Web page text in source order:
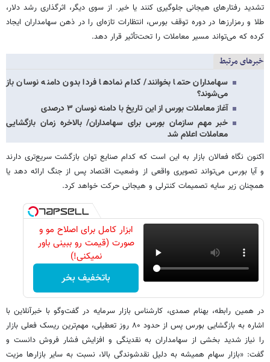
تشدید رفتارهای هیجانی جلوگیری کنند یا خیر. از سوی دیگر، اثرگذاری رشد دلار،
طلا و رمزارزها در دوره توقف بورس، انتظارات تازه‌ای را در ذهن سهامداران ایجاد
کرده که می‌تواند مسیر معاملات را تحت‌تأثیر قرار دهد.
خبرهای مرتبط
سهامداران حتما بخوانند/ کدام نمادها فردا بدون دامنه نوسان باز
می‌شوند؟
آغاز معاملات بورس از این تاریخ با دامنه نوسان ۳ درصدی
خبر مهم سازمان بورس برای سهامداران/ بالاخره زمان بازگشایی
معاملات اعلام شد
اکنون نگاه فعالان بازار به این است که کدام صنایع توان بازگشت سریع‌تری دارند
و آیا بورس می‌تواند تصویری واقعی از وضعیت اقتصاد پس از جنگ ارائه دهد یا
همچنان زیر سایه تصمیمات کنترلی و هیجانی حرکت خواهد کرد.
ابزار کامل برای اصلاح مو و
صورت (قیمت رو ببینی باور
نمیکنی!)
باتخفیف بخر
در همین رابطه، بهنام صمدی، کارشناس بازار سرمایه در گفت‌وگو با خبرآنلاین با
اشاره به بازگشایی بورس پس از حدود ۸۰ روز تعطیلی، مهم‌ترین ریسک فعلی بازار
را نیاز شدید بخشی از سهامداران به نقدینگی و افزایش فشار فروش دانست و
گفت: «بازار سهام همیشه به دلیل نقدشوندگی بالا، نسبت به سایر بازارها مزیت